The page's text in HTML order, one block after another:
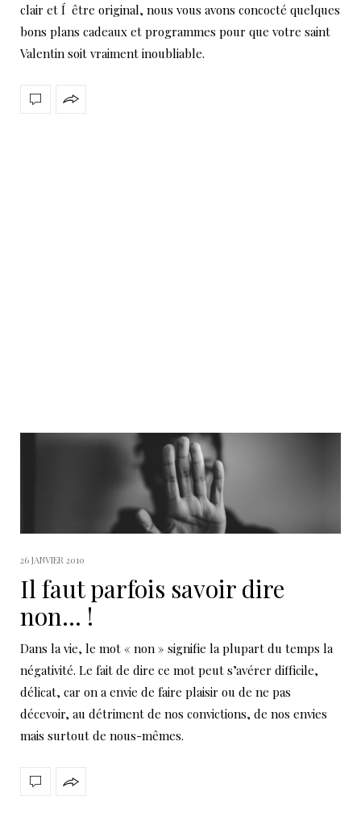
clair et Í être original, nous vous avons concocté quelques
bons plans cadeaux et programmes pour que votre saint
Valentin soit vraiment inoubliable.
26 JANVIER 2010
Il faut parfois savoir dire
non… !
Dans la vie, le mot « non » signifie la plupart du temps la
négativité. Le fait de dire ce mot peut s’avérer difficile,
délicat, car on a envie de faire plaisir ou de ne pas
décevoir, au détriment de nos convictions, de nos envies
mais surtout de nous-mêmes.